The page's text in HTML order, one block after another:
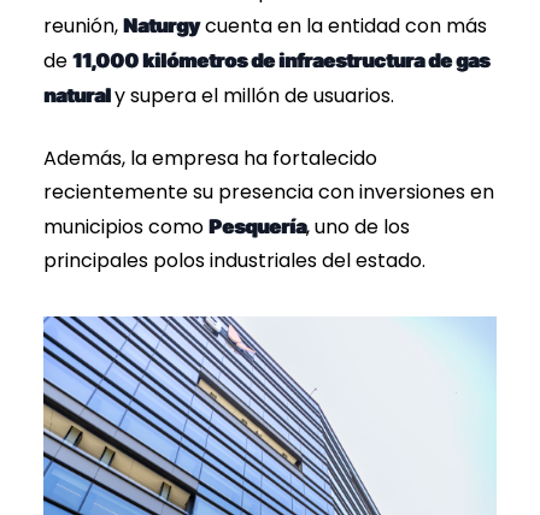
reunión, Naturgycuenta en la entidad con más
de 11,000 kilómetros de infraestructura de gas
naturaly supera el millón de usuarios.
Además, la empresa ha fortalecido
recientemente su presencia con inversiones en
municipios como Pesquería, uno de los
principales polos industriales del estado.